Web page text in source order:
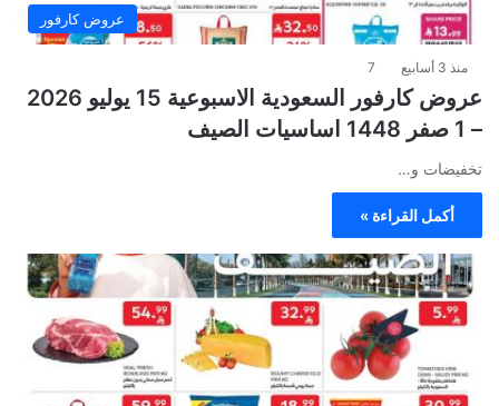
عروض كارفور
منذ 3 أسابيع 7
عروض كارفور السعودية الاسبوعية 15 يوليو 2026
– 1 صفر 1448 اساسيات الصيف
تخفيضات و…
أكمل القراءة »